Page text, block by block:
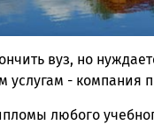
вуз, но
услугам - компания
любого